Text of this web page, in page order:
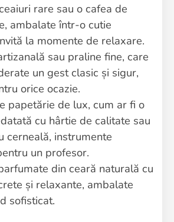
rare sau o cafea de
ambalate într-o cutie
la momente de relaxare.
sau praline fine, care
un gest clasic și sigur,
orice ocazie.
papetărie de lux, cum ar fi o
cu hârtie de calitate sau
cerneală, instrumente
un profesor.
din ceară naturală cu
și relaxante, ambalate
sofisticat.